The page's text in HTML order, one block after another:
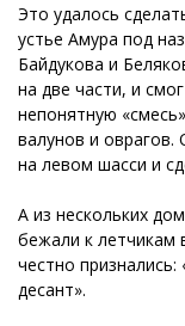
Это удалось
устье Амура под
Байдукова и
на две части, и
непонятную
валунов и оврагов.
на левом шасси и
А из нескольких
бежали к
честно
десант».